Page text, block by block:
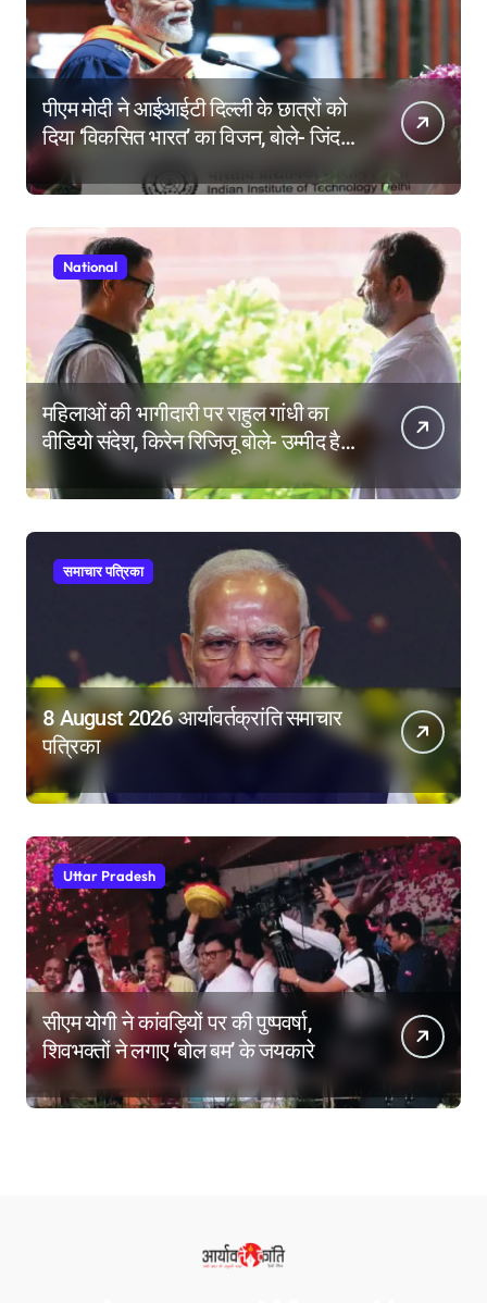
पीएम मोदी ने आईआईटी दिल्ली के छात्रों को
दिया ‘विकसित भारत’ का विजन, बोले- जिंदगी
की परीक्षा में सब कुछ आउट ऑफ सिलेबस
होता है
National
महिलाओं की भागीदारी पर राहुल गांधी का
वीडियो संदेश, किरेन रिजिजू बोले- उम्मीद है
महिला आरक्षण बिल का बिना शर्त करेंगे
समर्थन
समाचार पत्रिका
8 August 2026 आर्यावर्तक्रांति समाचार
पत्रिका
Uttar Pradesh
सीएम योगी ने कांवड़ियों पर की पुष्पवर्षा,
शिवभक्तों ने लगाए ‘बोल बम’ के जयकारे